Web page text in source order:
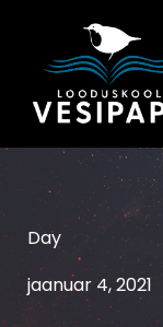
Day
jaanuar 4, 2021